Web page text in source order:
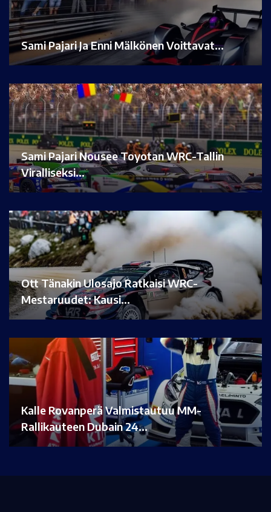
Sami Pajari Ja Enni Mälkönen Voittavat…
Sami Pajari Nousee Toyotan WRC-Tallin
Viralliseksi…
Ott Tänakin Ulosajo Ratkaisi WRC-
Mestaruudet: Kausi…
Kalle Rovanperä Valmistautuu MM-
Rallikauteen Dubain 24…